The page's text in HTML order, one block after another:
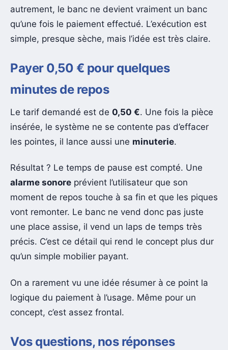
autrement, le banc ne devient vraiment un banc
qu’une fois le paiement effectué. L’exécution est
simple, presque sèche, mais l’idée est très claire.
Payer 0,50 € pour quelques
minutes de repos
Le tarif demandé est de 0,50 €. Une fois la pièce
insérée, le système ne se contente pas d’effacer
les pointes, il lance aussi une minuterie.
Résultat ? Le temps de pause est compté. Une
alarme sonore prévient l’utilisateur que son
moment de repos touche à sa fin et que les piques
vont remonter. Le banc ne vend donc pas juste
une place assise, il vend un laps de temps très
précis. C’est ce détail qui rend le concept plus dur
qu’un simple mobilier payant.
On a rarement vu une idée résumer à ce point la
logique du paiement à l’usage. Même pour un
concept, c’est assez frontal.
Vos questions, nos réponses